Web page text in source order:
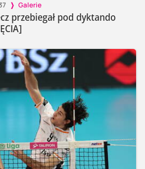
Galerie
przebiegał pod dyktando